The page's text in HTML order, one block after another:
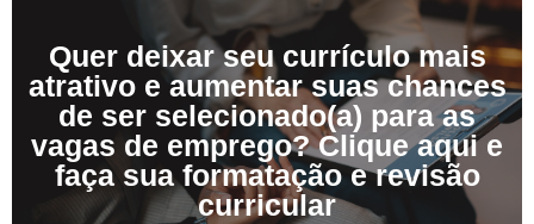
Quer deixar seu currículo mais
atrativo e aumentar suas chances
de ser selecionado(a) para as
vagas de emprego? Clique aqui e
faça sua formatação e revisão
curricular